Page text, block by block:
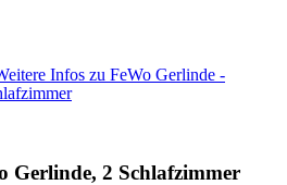
Infos zu FeWo Gerlinde -
Gerlinde, 2 Schlafzimmer